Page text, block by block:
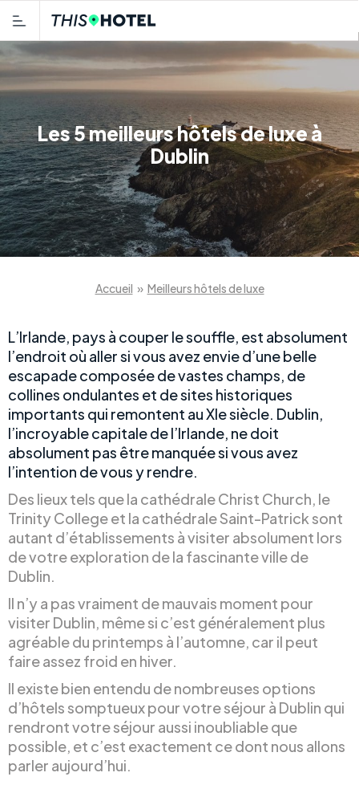
Les 5 meilleurs hôtels de luxe à
Dublin
Accueil » Meilleurs hôtels de luxe
L’Irlande, pays à couper le souffle, est absolument
l’endroit où aller si vous avez envie d’une belle
escapade composée de vastes champs, de
collines ondulantes et de sites historiques
importants qui remontent au XIe siècle. Dublin,
l’incroyable capitale de l’Irlande, ne doit
absolument pas être manquée si vous avez
l’intention de vous y rendre.
Des lieux tels que la cathédrale Christ Church, le
Trinity College et la cathédrale Saint-Patrick sont
autant d’établissements à visiter absolument lors
de votre exploration de la fascinante ville de
Dublin.
Il n’y a pas vraiment de mauvais moment pour
visiter Dublin, même si c’est généralement plus
agréable du printemps à l’automne, car il peut
faire assez froid en hiver.
Il existe bien entendu de nombreuses options
d’hôtels somptueux pour votre séjour à Dublin qui
rendront votre séjour aussi inoubliable que
possible, et c’est exactement ce dont nous allons
parler aujourd’hui.